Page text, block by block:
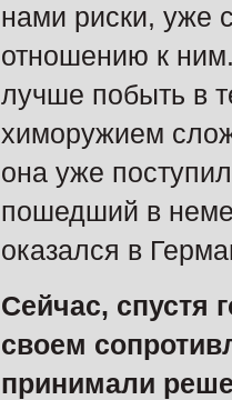
нами риски, уже
отношению к
лучше побыть в
химоружием
она уже
пошедший в
оказался в
Сейчас, спустя
своем
принимали